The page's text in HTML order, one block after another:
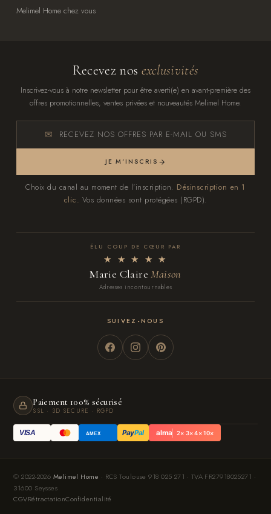
Melimel Home chez vous
Recevez nos exclusivités
Inscrivez-vous à notre newsletter pour être averti(e) en avant-première des
offres promotionnelles, ventes privées et nouveautés Melimel Home.
RECEVEZ NOS OFFRES PAR E-MAIL OU SMS
JE M'INSCRIS
Choix du canal au moment de l'inscription. Désinscription en 1
clic. Vos données sont protégées (RGPD).
ÉLU COUP DE CŒUR PAR
★ ★ ★ ★ ★
Marie ClaireMaison
Adresses incontournables
SUIVEZ-NOUS
Paiement 100% sécurisé
SSL · 3D SECURE · RGPD
VISA AMEX PayPal alma 2× 3× 4× 10×
© 2022-2026 Melimel Home · RCS Toulouse 918 025 271 · TVA FR27918025271 ·
31600 Seysses
CGVRétractationConfidentialité